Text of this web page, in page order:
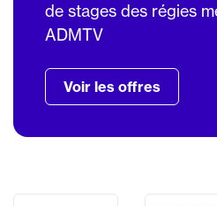
de stages des régies
ADMTV
Voir les offres